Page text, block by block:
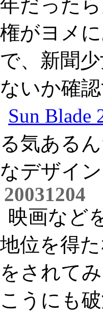
年だった
権がヨメ
で、新聞
ないか確
Sun Blade
る気ある
なデザイ
20031204
映画など
地位を得
をされて
こうにも